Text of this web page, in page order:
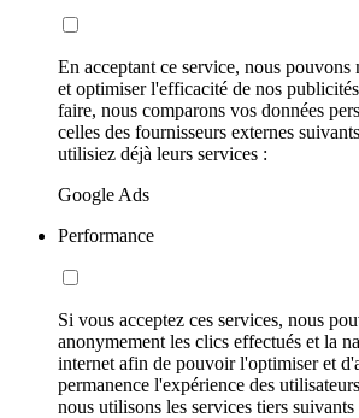
En acceptant ce service, nous
et optimiser l'efficacité de nos
faire, nous comparons vos données
celles des fournisseurs externes
utilisiez déjà leurs services :
Google Ads
Performance
Si vous acceptez ces services, nous
anonymement les clics effectués et la
internet afin de pouvoir l'optimiser et
permanence l'expérience des
nous utilisons les services tiers